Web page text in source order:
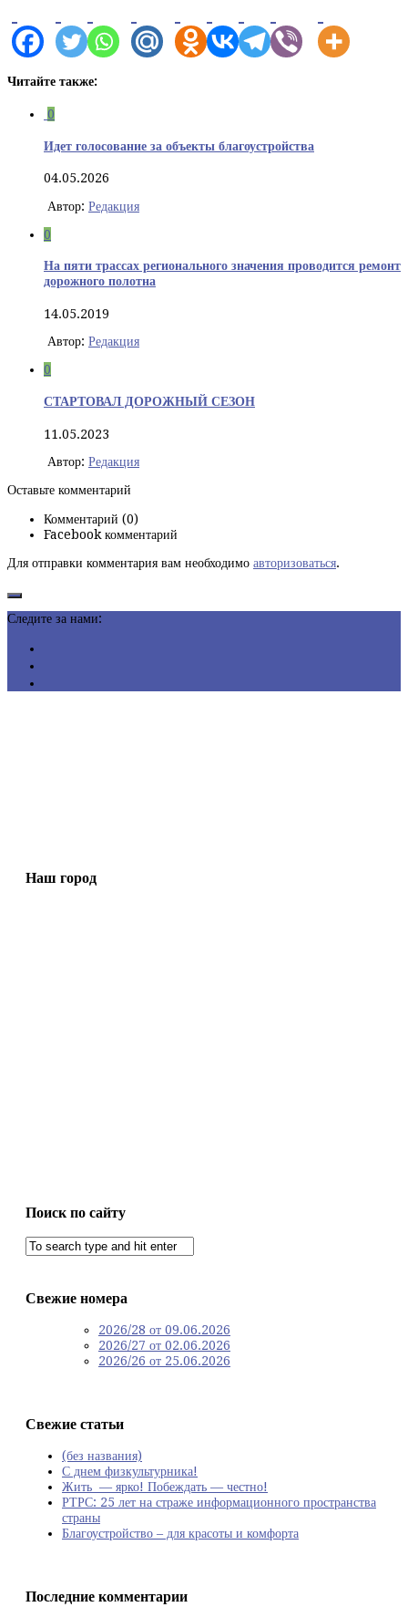
Читайте также:
0
Идет голосование за объекты благоустройства
04.05.2026
Автор: Редакция
0
На пяти трассах регионального значения проводится ремонт
дорожного полотна
14.05.2019
Автор: Редакция
0
СТАРТОВАЛ ДОРОЖНЫЙ СЕЗОН
11.05.2023
Автор: Редакция
Оставьте комментарий
Комментарий (0)
Facebook комментарий
Для отправки комментария вам необходимо авторизоваться.
Следите за нами:
Наш город
Поиск по сайту
Свежие номера
2026/28 от 09.06.2026
2026/27 от 02.06.2026
2026/26 от 25.06.2026
Свежие статьи
(без названия)
С днем физкультурника!
Жить — ярко! Побеждать — честно!
РТРС: 25 лет на страже информационного пространства
страны
Благоустройство – для красоты и комфорта
Последние комментарии